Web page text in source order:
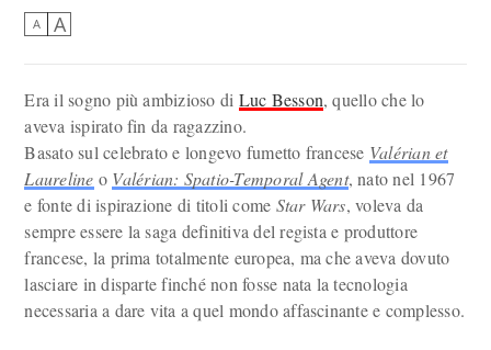
A A
Era il sogno più ambizioso di Luc Besson, quello che lo
aveva ispirato fin da ragazzino.
Basato sul celebrato e longevo fumetto francese Valérian et
Laureline o Valérian: Spatio-Temporal Agent, nato nel 1967
e fonte di ispirazione di titoli come Star Wars, voleva da
sempre essere la saga definitiva del regista e produttore
francese, la prima totalmente europea, ma che aveva dovuto
lasciare in disparte finché non fosse nata la tecnologia
necessaria a dare vita a quel mondo affascinante e complesso.